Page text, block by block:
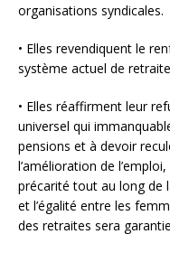
organisations syndicales.
• Elles revendiquent le
système actuel de
• Elles réaffirment leur
universel qui
pensions et à devoir
l’amélioration de
précarité tout au long de
et l’égalité entre les
des retraites sera